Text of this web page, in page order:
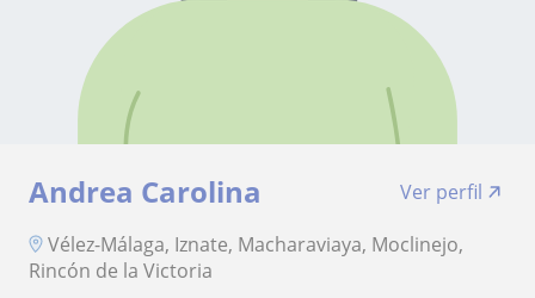
Andrea Carolina
Ver perfil
Vélez-Málaga, Iznate, Macharaviaya, Moclinejo,
Rincón de la Victoria